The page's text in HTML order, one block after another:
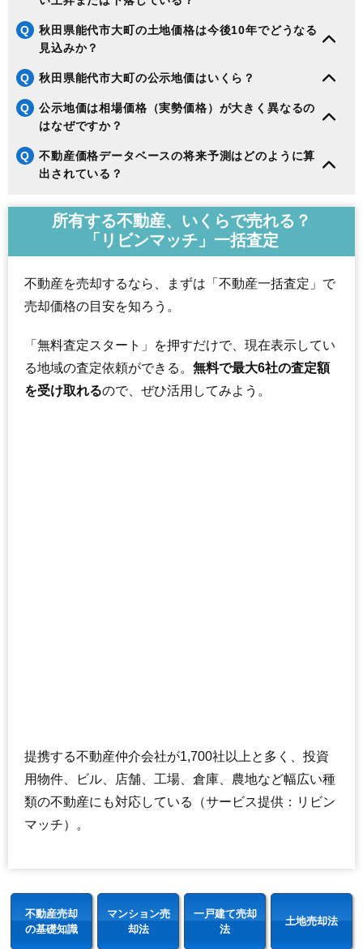
Q
秋田県能代市大町の土地価格は今後10年でどうなる
見込みか？
Q 秋田県能代市大町の公示地価はいくら？
Q
公示地価は相場価格（実勢価格）が大きく異なるの
はなぜですか？
Q
不動産価格データベースの将来予測はどのように算
出されている？
所有する不動産、いくらで売れる？
「リビンマッチ」一括査定
不動産を売却するなら、まずは「不動産一括査定」で
売却価格の目安を知ろう。
「無料査定スタート」を押すだけで、現在表示してい
る地域の査定依頼ができる。 無料で最大6社の査定額
を受け取れるので、ぜひ活用してみよう。
提携する不動産仲介会社が1,700社以上と多く、投資
用物件、ビル、店舗、工場、倉庫、農地など幅広い種
類の不動産にも対応している（サービス提供：リビン
マッチ）。
不動産売却
の基礎知識
マンション売
却法
一戸建て売却
法
土地売却法